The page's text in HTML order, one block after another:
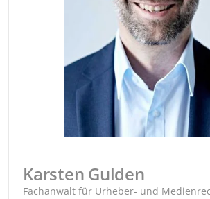
Karsten Gulden
Fachanwalt für Urheber- und